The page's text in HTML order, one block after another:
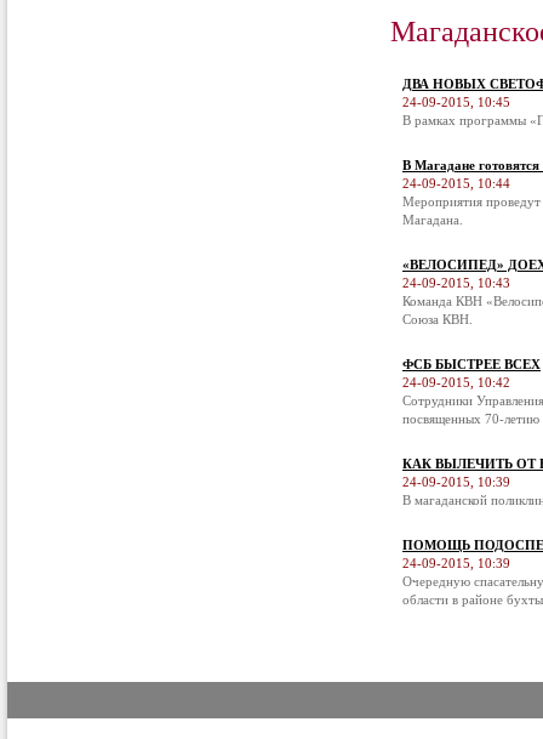
ДВА НОВЫХ
24-09-2015, 10:45
В рамках программы
В Магадане
24-09-2015, 10:44
Мероприятия
Магадана.
«ВЕЛОСИПЕД»
24-09-2015, 10:43
Команда КВН
Союза КВН.
ФСБ БЫСТРЕЕ ВСЕХ
24-09-2015, 10:42
Сотрудники
посвященных 70-летию
КАК ВЫЛЕЧИТЬ ОТ
24-09-2015, 10:39
В магаданской
ПОМОЩЬ
24-09-2015, 10:39
Очередную
области в районе